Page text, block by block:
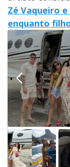
Zé Vaqueiro
enquanto